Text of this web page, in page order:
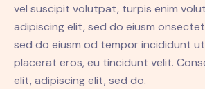
vel suscipit volutpat, turpis enim
adipiscing elit, sed do eiusm
sed do eiusm od tempor incididunt
placerat eros, eu tincidunt velit.
elit, adipiscing elit, sed do.